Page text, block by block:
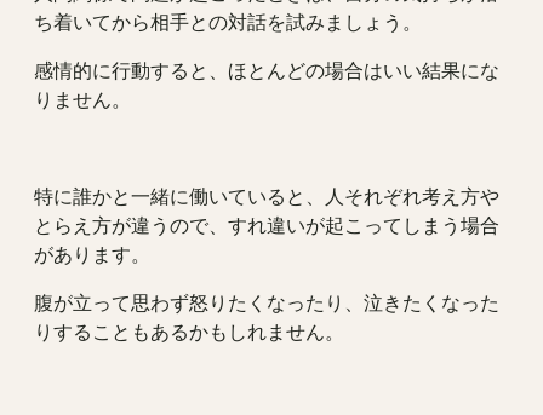
ち着いてから相手との対話を試みましょう。
感情的に行動すると、ほとんどの場合はいい結果にな
りません。
特に誰かと一緒に働いていると、人それぞれ考え方や
とらえ方が違うので、すれ違いが起こってしまう場合
があります。
腹が立って思わず怒りたくなったり、泣きたくなった
りすることもあるかもしれません。